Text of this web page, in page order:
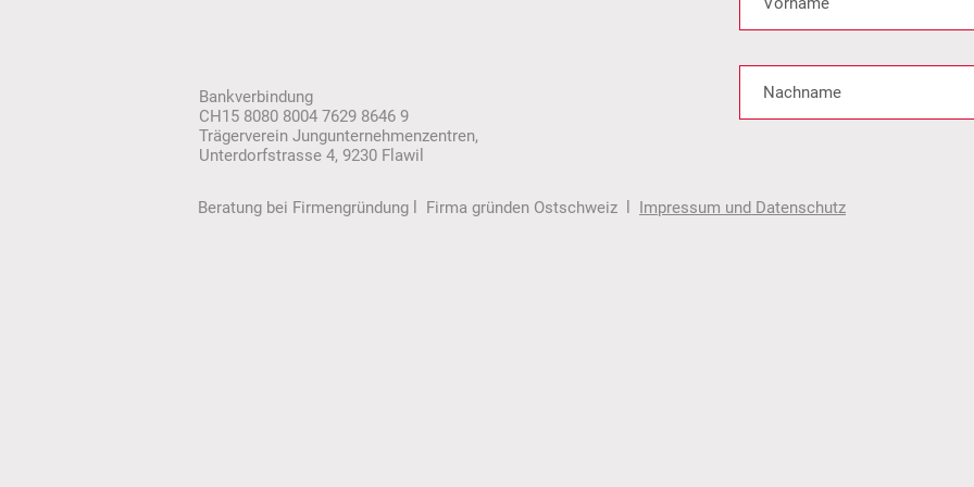
Bankverbindung
CH15 8080 8004 7629 8646 9
Trägerverein Jungunternehmenzentren,
Unterdorfstrasse 4, 9230 Flawil
Beratung bei Firmengründung l Firma gründen Ostschweiz l Impressum und Datenschutz